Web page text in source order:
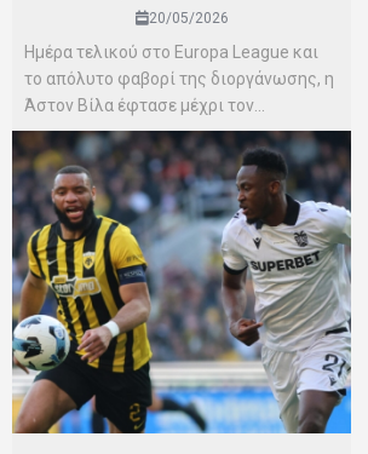
20/05/2026
Ημέρα τελικού στο Europa League και
το απόλυτο φαβορί της διοργάνωσης, η
Άστον Βίλα έφτασε μέχρι τον...